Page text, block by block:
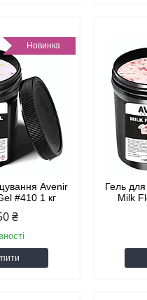
Новинка
Avenir
#410 1 кг
₴
Гель
Milk